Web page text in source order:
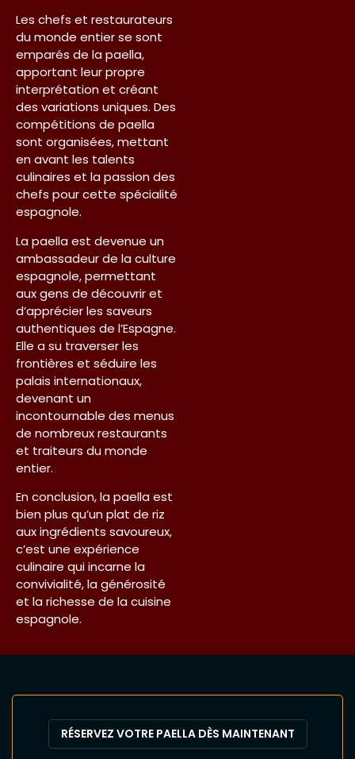
Les chefs et restaurateurs
du monde entier se sont
emparés de la paella,
apportant leur propre
interprétation et créant
des variations uniques. Des
compétitions de paella
sont organisées, mettant
en avant les talents
culinaires et la passion des
chefs pour cette spécialité
espagnole.
La paella est devenue un
ambassadeur de la culture
espagnole, permettant
aux gens de découvrir et
d’apprécier les saveurs
authentiques de l’Espagne.
Elle a su traverser les
frontières et séduire les
palais internationaux,
devenant un
incontournable des menus
de nombreux restaurants
et traiteurs du monde
entier.
En conclusion, la paella est
bien plus qu’un plat de riz
aux ingrédients savoureux,
c’est une expérience
culinaire qui incarne la
convivialité, la générosité
et la richesse de la cuisine
espagnole.
RÉSERVEZ VOTRE PAELLA DÈS MAINTENANT